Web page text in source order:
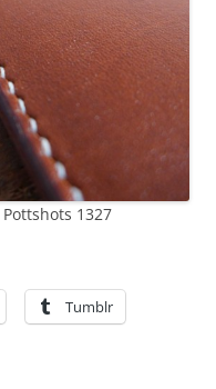
1327
Tumblr